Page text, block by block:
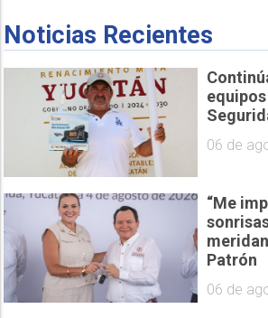
Noticias Recientes
06 de
“Me
Patrón
06 de